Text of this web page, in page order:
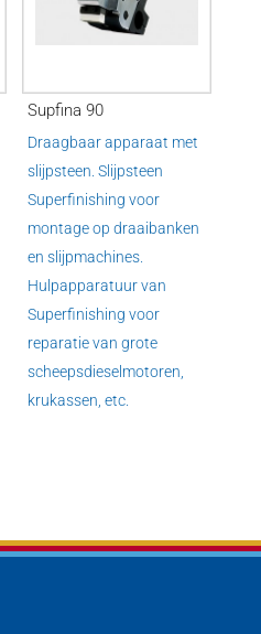
Supfina 90
Draagbaar apparaat met
slijpsteen. Slijpsteen
Superfinishing voor
montage op draaibanken
en slijpmachines.
Hulpapparatuur van
Superfinishing voor
reparatie van grote
scheepsdieselmotoren,
krukassen, etc.